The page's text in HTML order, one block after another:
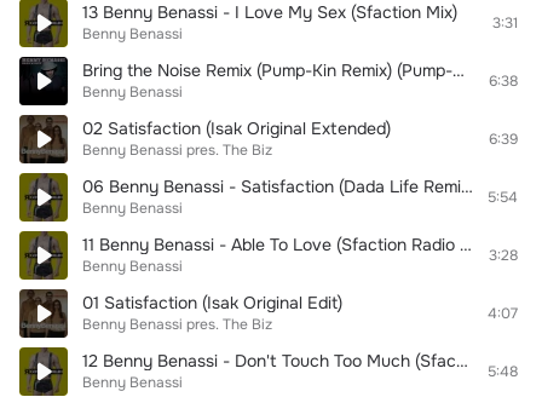
13 Benny Benassi - I Love My Sex (Sfaction Mix)
Benny Benassi
3:31
Bring the Noise Remix (Pump-Kin Remix) (Pump-Kin/Public Enemy Remix)
Benny Benassi
6:38
02 Satisfaction (Isak Original Extended)
Benny Benassi pres. The Biz
6:39
06 Benny Benassi - Satisfaction (Dada Life Remix)
Benny Benassi
5:54
11 Benny Benassi - Able To Love (Sfaction Radio Edit)
Benny Benassi
3:28
01 Satisfaction (Isak Original Edit)
Benny Benassi pres. The Biz
4:07
12 Benny Benassi - Don't Touch Too Much (Sfaction Mix)
Benny Benassi
5:48